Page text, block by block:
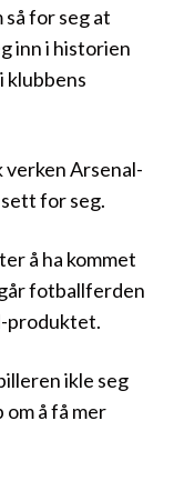
for seg at
inn i historien
klubbens
verken Arsenal-
for seg.
å ha kommet
fotballferden
produktet.
ikle seg
å få mer